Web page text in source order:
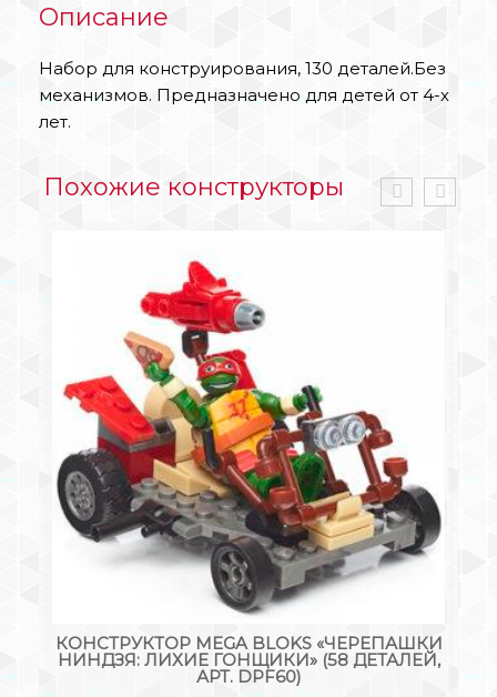
Описание
Набор для конструирования, 130 деталей.Без
механизмов. Предназначено для детей от 4-х
лет.
Похожие конструкторы
КОНСТРУКТОР MEGA BLOKS «ЧЕРЕПАШКИ
НИНДЗЯ: ЛИХИЕ ГОНЩИКИ» (58 ДЕТАЛЕЙ,
АРТ. DPF60)